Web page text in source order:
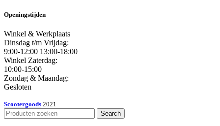
Openingstijden
Winkel & Werkplaats
Dinsdag t/m Vrijdag:
9:00-12:00 13:00-18:00
Winkel Zaterdag:
10:00-15:00
Zondag & Maandag:
Gesloten
Scootergoods 2021
Search